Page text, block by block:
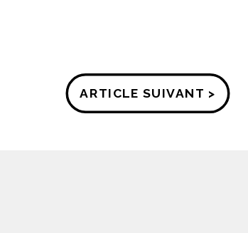
ARTICLE SUIVANT >